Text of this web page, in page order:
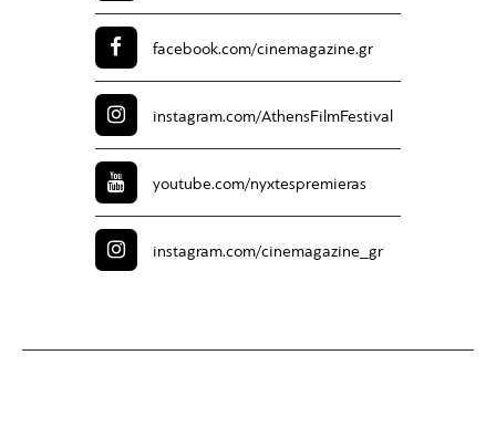
facebook.com/cinemagazine.gr
instagram.com/AthensFilmFestival
youtube.com/nyxtespremieras
instagram.com/cinemagazine_gr